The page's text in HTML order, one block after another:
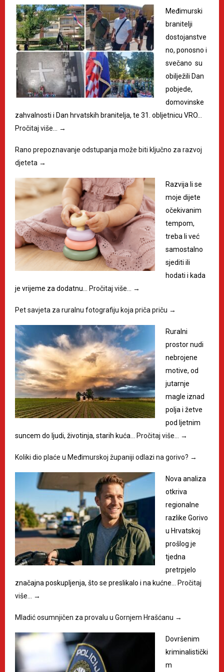
Međimurski
branitelji
dostojanstve
no, ponosno i
svečano su
obilježili Dan
pobjede,
domovinske
zahvalnosti i Dan hrvatskih branitelja, te 31. obljetnicu VRO…
Pročitaj više…
→
Rano prepoznavanje odstupanja može biti ključno za razvoj
djeteta →
Razvija li se
moje dijete
očekivanim
tempom,
treba li već
samostalno
sjediti ili
hodati i kada
je vrijeme za dodatnu…
Pročitaj više… →
Pet savjeta za ruralnu fotografiju koja priča priču →
Ruralni
prostor nudi
nebrojene
motive, od
jutarnje
magle iznad
polja i žetve
pod ljetnim
suncem do ljudi, životinja, starih kuća…
Pročitaj više… →
Koliki dio plaće u Međimurskoj županiji odlazi na gorivo? →
Nova analiza
otkriva
regionalne
razlike Gorivo
u Hrvatskoj
prošlog je
tjedna
pretrpjelo
značajna poskupljenja, što se preslikalo i na kućne…
Pročitaj
više…
→
Mladić osumnjičen za provalu u Gornjem Hrašćanu →
Dovršenim
kriminalistički
m